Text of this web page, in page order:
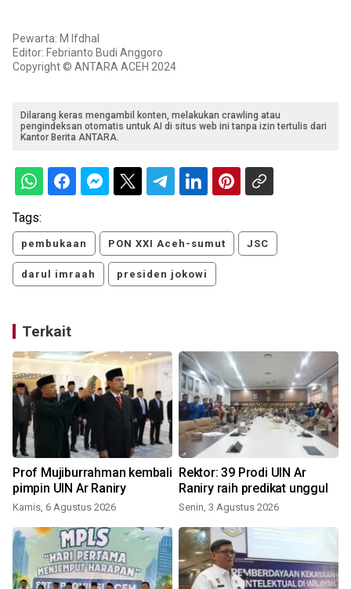
Pewarta: M Ifdhal
Editor: Febrianto Budi Anggoro
Copyright © ANTARA ACEH 2024
Dilarang keras mengambil konten, melakukan crawling atau
pengindeksan otomatis untuk AI di situs web ini tanpa izin tertulis dari
Kantor Berita ANTARA.
Tags:
pembukaan PON XXI Aceh-sumut JSC
darul imraah presiden jokowi
Terkait
Prof Mujiburrahman kembali
pimpin UIN Ar Raniry
Kamis, 6 Agustus 2026
Rektor: 39 Prodi UIN Ar
Raniry raih predikat unggul
Senin, 3 Agustus 2026